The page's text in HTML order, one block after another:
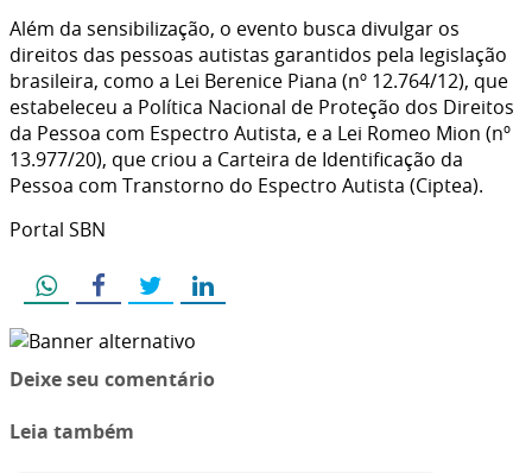
Além da sensibilização, o evento busca divulgar os
direitos das pessoas autistas garantidos pela legislação
brasileira, como a Lei Berenice Piana (nº 12.764/12), que
estabeleceu a Política Nacional de Proteção dos Direitos
da Pessoa com Espectro Autista, e a Lei Romeo Mion (nº
13.977/20), que criou a Carteira de Identificação da
Pessoa com Transtorno do Espectro Autista (Ciptea).
Portal SBN
Deixe seu comentário
Leia também